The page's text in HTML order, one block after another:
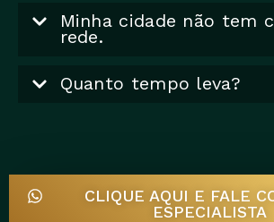
Minha cidade não tem
rede.
Quanto tempo leva?
CLIQUE AQUI E FALE
ESPECIALISTA